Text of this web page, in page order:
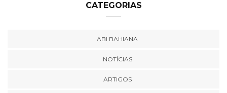
CATEGORIAS
ABI BAHIANA
NOTÍCIAS
ARTIGOS